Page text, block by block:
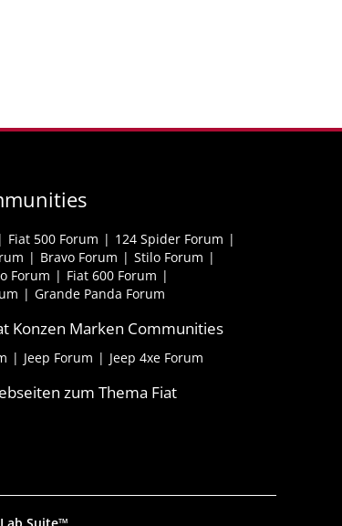
Fiat 500 Forum
124 Spider Forum
Bravo Forum
Stilo Forum
Forum
Fiat 600 Forum
Grande Panda Forum
Konzen Marken Communities
Jeep Forum Jeep 4xe Forum
zum Thema Fiat